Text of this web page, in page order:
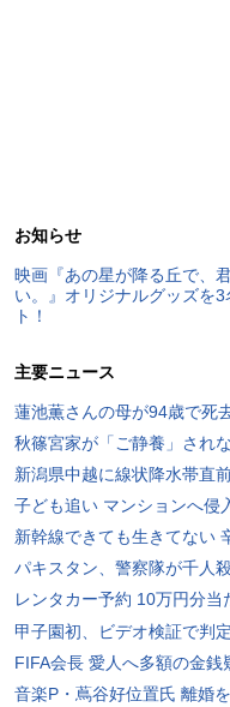
お知らせ
映画『あの星が降る丘で、
い。』オリジナルグッズを
ト！
主要ニュース
蓮池薫さんの母が94歳で死
秋篠宮家が「ご静養」され
新潟県中越に線状降水帯直
子ども追い マンションへ侵
新幹線できても生きてない
パキスタン、警察隊が千人
レンタカー予約 10万円分当
甲子園初、ビデオ検証で判
FIFA会長 愛人へ多額の金銭
音楽P・蔦谷好位置氏 離婚